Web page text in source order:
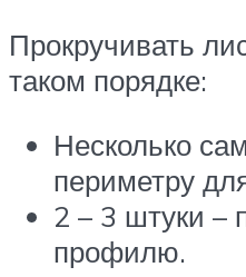
Прокручивать
таком порядке:
Несколько
периметру
2 – 3 штуки –
профилю.